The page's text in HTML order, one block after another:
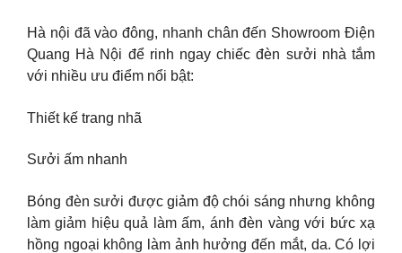
Hà nội đã vào đông, nhanh chân đến Showroom Điện
Quang Hà Nội để rinh ngay chiếc đèn sưởi nhà tắm
với nhiều ưu điểm nổi bật:
Thiết kế trang nhã
Sưởi ấm nhanh
Bóng đèn sưởi được giảm độ chói sáng nhưng không
làm giảm hiệu quả làm ấm, ánh đèn vàng với bức xạ
hồng ngoại không làm ảnh hưởng đến mắt, da. Có lợi